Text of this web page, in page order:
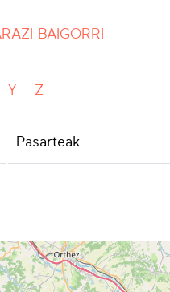
BAIGORRI
Y Z
Pasarteak